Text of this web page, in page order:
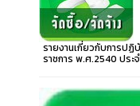
รายงานเกี่ยวกับการป
ราชการ พ.ศ.2540 ประ